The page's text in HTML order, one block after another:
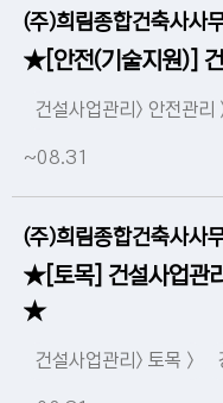
(주)희림종합건축사사
★[안전(기술지원)]
건설사업관리> 안전관리
~08.31
(주)희림종합건축사사
★[토목] 건설사업관
★
건설사업관리> 토목 >